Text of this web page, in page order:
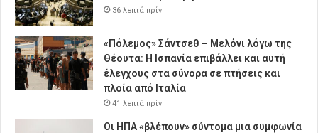
36 λεπτά πρίν
«Πόλεμος» Σάντσεθ – Μελόνι λόγω της
Θέουτα: Η Ισπανία επιβάλλει και αυτή
έλεγχους στα σύνορα σε πτήσεις και
πλοία από Ιταλία
41 λεπτά πρίν
Οι ΗΠΑ «βλέπουν» σύντομα μια συμφωνία